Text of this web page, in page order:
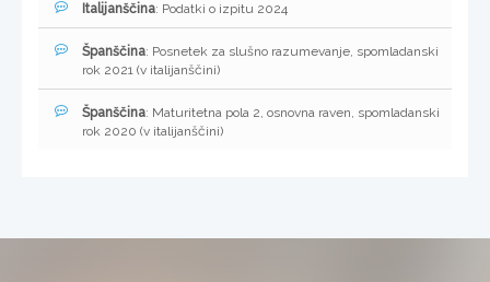
Italijanščina: Podatki o izpitu 2024
Španščina: Posnetek za slušno razumevanje, spomladanski
rok 2021 (v italijanščini)
Španščina: Maturitetna pola 2, osnovna raven, spomladanski
rok 2020 (v italijanščini)